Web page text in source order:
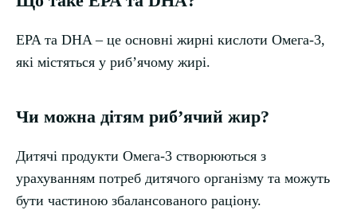
EPA та DHA – це основні жирні кислоти Омега-3,
які містяться у рибʼячому жирі.
Чи можна дітям рибʼячий жир?
Дитячі продукти Омега-3 створюються з
урахуванням потреб дитячого організму та можуть
бути частиною збалансованого раціону.